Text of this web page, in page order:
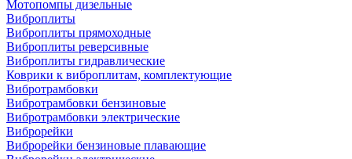
Мотопомпы дизельные
Виброплиты
Виброплиты прямоходные
Виброплиты реверсивные
Виброплиты гидравлические
Коврики к виброплитам, комплектующие
Вибротрамбовки
Вибротрамбовки бензиновые
Вибротрамбовки электрические
Виброрейки
Виброрейки бензиновые плавающие